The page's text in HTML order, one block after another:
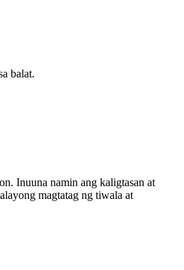
balat.
Inuuna namin ang kaligtasan at
magtatag ng tiwala at